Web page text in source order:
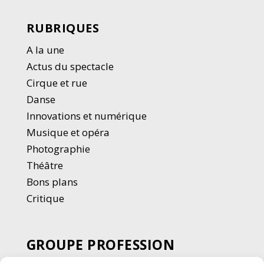
RUBRIQUES
A la une
Actus du spectacle
Cirque et rue
Danse
Innovations et numérique
Musique et opéra
Photographie
Théâtre
Bons plans
Critique
GROUPE PROFESSION